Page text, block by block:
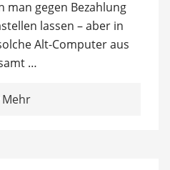
man gegen Bezahlung
lassen – aber in
Alt-Computer aus
…
Mehr